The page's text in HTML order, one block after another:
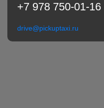
+7 978 750-01-16
drive@pickuptaxi.ru